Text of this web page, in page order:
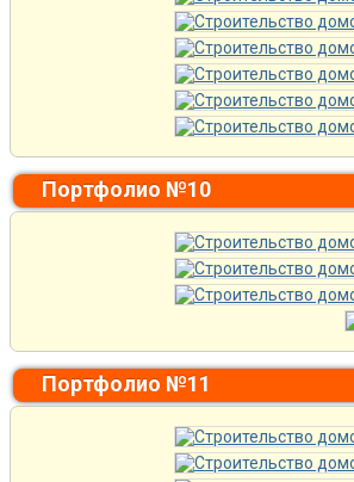
Портфолио №10
Портфолио №11